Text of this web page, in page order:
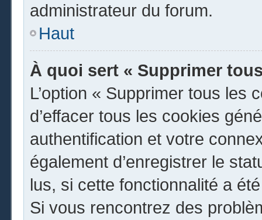
administrateur du forum.
Haut
À quoi sert « Supprimer
L’option « Supprimer tous les
d’effacer tous les cookies
authentification et votre
également d’enregistrer le
lus, si cette fonctionnalité a
Si vous rencontrez des